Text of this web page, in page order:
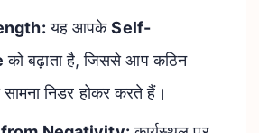
यह आपकेSelf-
को बढ़ाता है, जिससे आप कठिन
सामना निडर होकर करते हैं।